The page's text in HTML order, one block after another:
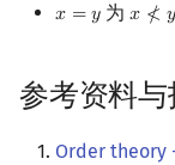
𝑥 = 𝑦
x=y 为𝑥 ≮ 𝑦
x≮y ∧
参考资料
Order theory